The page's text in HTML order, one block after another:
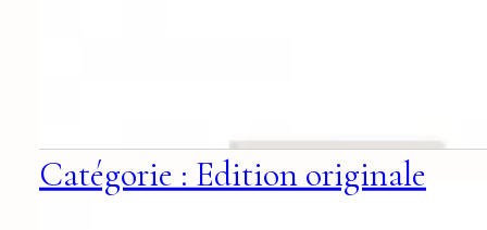
Catégorie : Edition originale